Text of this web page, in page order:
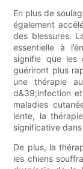
En plus de
également
des blessures.
essentielle à
signifie que les
guériront plus
une thérapie
d&39;infection
maladies
lente, la
significative
De plus, la
les chiens